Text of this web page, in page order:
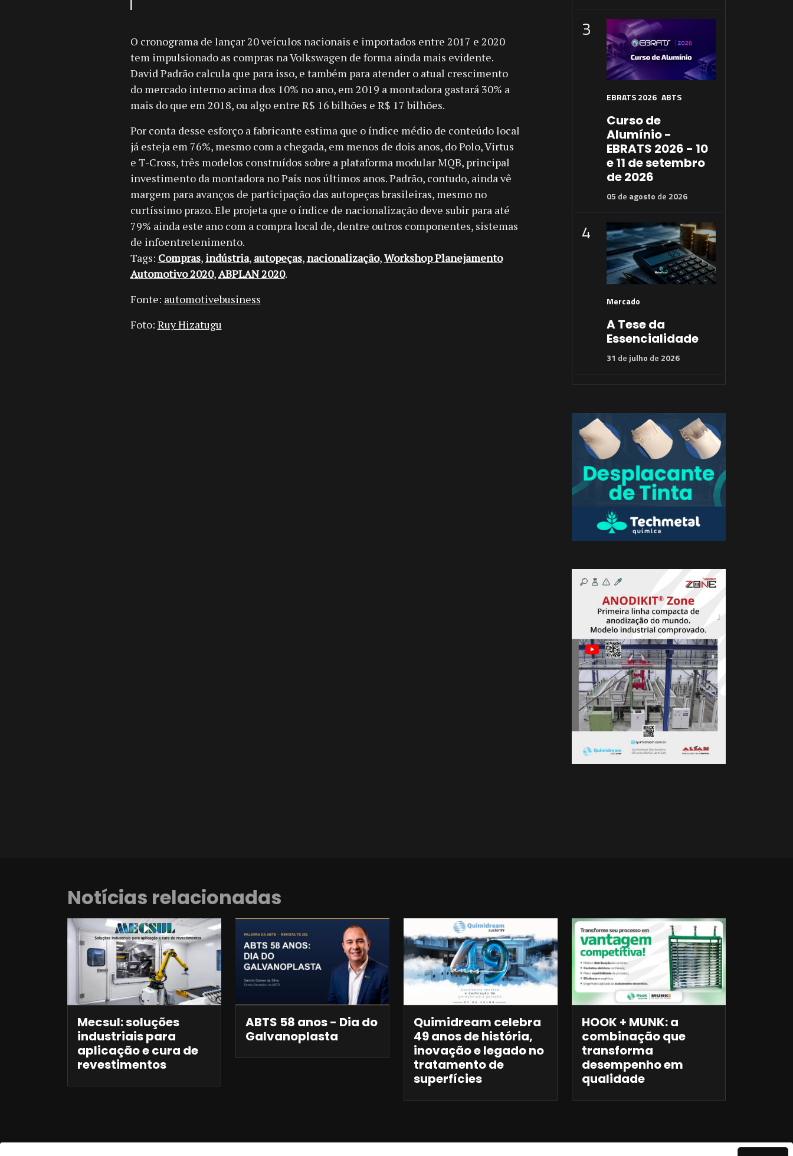
O cronograma de lançar 20 veículos nacionais e importados entre 2017 e 2020
tem impulsionado as compras na Volkswagen de forma ainda mais evidente.
David Padrão calcula que para isso, e também para atender o atual crescimento
do mercado interno acima dos 10% no ano, em 2019 a montadora gastará 30% a
mais do que em 2018, ou algo entre R$ 16 bilhões e R$ 17 bilhões.
Por conta desse esforço a fabricante estima que o índice médio de conteúdo local
já esteja em 76%, mesmo com a chegada, em menos de dois anos, do Polo, Virtus
e T-Cross, três modelos construídos sobre a plataforma modular MQB, principal
investimento da montadora no País nos últimos anos. Padrão, contudo, ainda vê
margem para avanços de participação das autopeças brasileiras, mesmo no
curtíssimo prazo. Ele projeta que o índice de nacionalização deve subir para até
79% ainda este ano com a compra local de, dentre outros componentes, sistemas
de infoentretenimento.
Tags: Compras, indústria, autopeças,nacionalização,Workshop Planejamento
Automotivo 2020,ABPLAN 2020.
Fonte: automotivebusiness
Foto: Ruy Hizatugu
3
EBRATS 2026 ABTS
Curso de
Alumínio -
EBRATS 2026 - 10
e 11 de setembro
de 2026
05 de agosto de 2026
4
Mercado
A Tese da
Essencialidade
31 de julho de 2026
Notícias relacionadas
Mecsul: soluções
industriais para
aplicação e cura de
revestimentos
ABTS 58 anos - Dia do
Galvanoplasta
Quimidream celebra
49 anos de história,
inovação e legado no
tratamento de
superfícies
HOOK + MUNK: a
combinação que
transforma
desempenho em
qualidade